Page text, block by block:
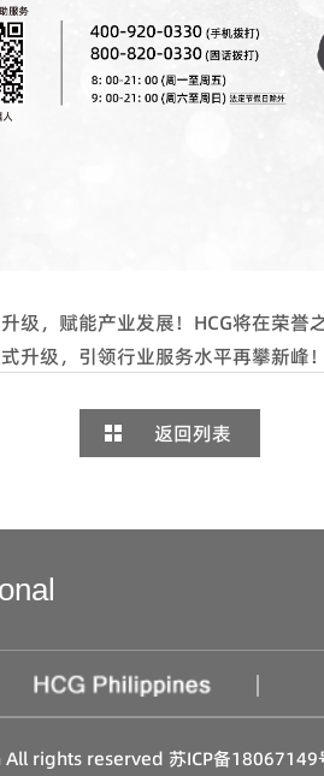
级，赋能产业发展！HCG将在荣誉
升级，引领行业服务水平再攀新峰
返回列表
|
All rights reserved 苏ICP备